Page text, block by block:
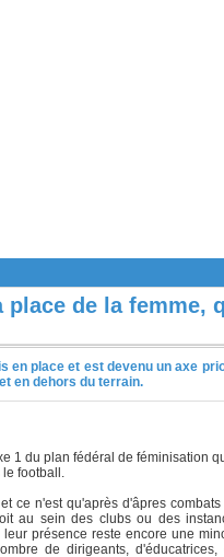
de la femme,
en place et est devenu un axe
en dehors du terrain.
1 du plan fédéral de féminisation
le football.
ce n'est qu'après d'âpres
au sein des clubs ou des
présence reste encore une
de dirigeants, d'éducatrices,